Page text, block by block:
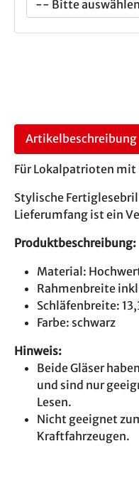
Artikelbeschreibung
Für Lokalpatrioten mit
Stylische
Lieferumfang ist ein
Produktbeschreibung:
Material:
Rahmenbreite
Schläfenbreite:
Farbe: schwarz
Hinweis:
Beide Gläser
und sind nur
Lesen.
Nicht geeignet
Kraftfahrzeugen.